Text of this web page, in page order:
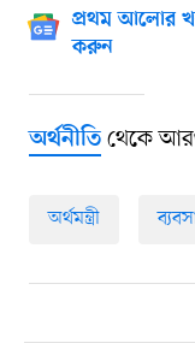
প্রথম আলোর
করুন
অর্থনীতিথেকে
অর্থমন্ত্রী